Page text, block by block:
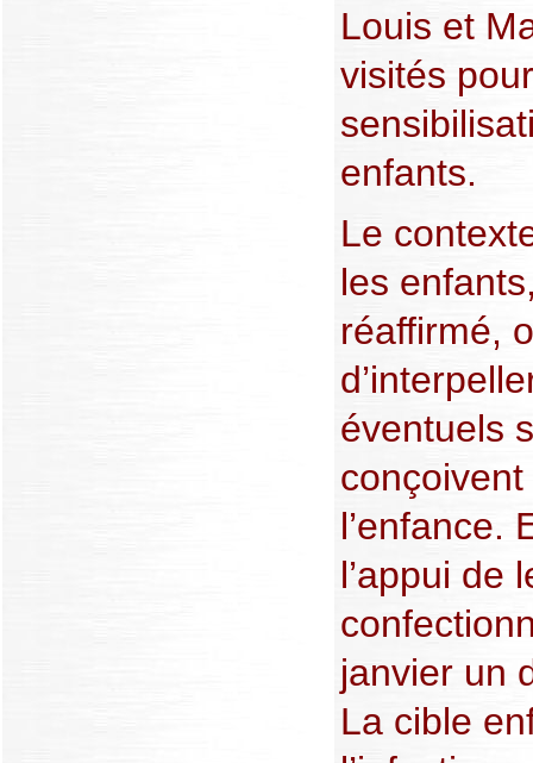
Louis et
visités
enfants.
Le
les
réaffirmé,
éventuels
l’enfance.
l’appui de
janvier un
La cible